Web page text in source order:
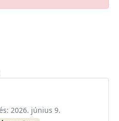
2026. június 9.